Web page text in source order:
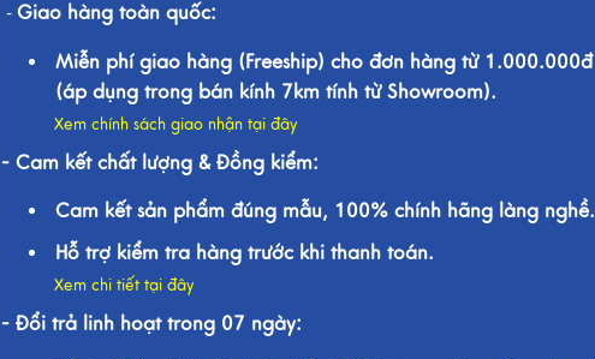
- Giao hàng toàn quốc:
Miễn phí giao hàng (Freeship) cho đơn hàng từ 1.000.000đ
(áp dụng trong bán kính 7km tính từ Showroom).
Xem chính sách giao nhận tại đây
- Cam kết chất lượng & Đồng kiểm:
Cam kết sản phẩm đúng mẫu, 100% chính hãng làng nghề.
Hỗ trợ kiểm tra hàng trước khi thanh toán.
Xem chi tiết tại đây
- Đổi trả linh hoạt trong 07 ngày: